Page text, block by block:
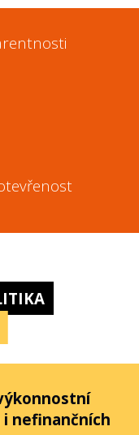
nefinančních